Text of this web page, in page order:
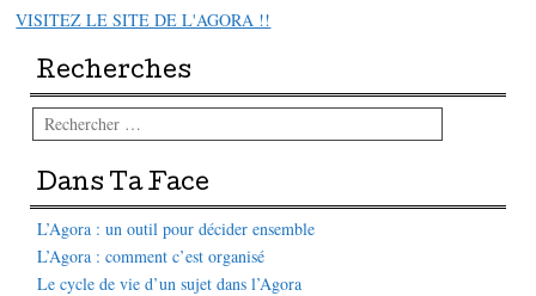
VISITEZ LE SITE DE L'AGORA !!
Recherches
Rechercher
Dans Ta Face
L’Agora : un outil pour décider ensemble
L’Agora : comment c’est organisé
Le cycle de vie d’un sujet dans l’Agora